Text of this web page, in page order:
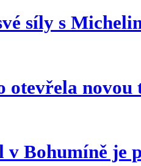
síly s
otevřela novou
Bohumíně je